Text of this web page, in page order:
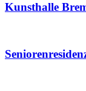
Kunsthalle